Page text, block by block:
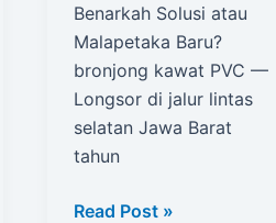
Benarkah Solusi atau
Malapetaka Baru?
bronjong kawat PVC —
Longsor di jalur lintas
selatan Jawa Barat
tahun
Bronjong
Read Post »